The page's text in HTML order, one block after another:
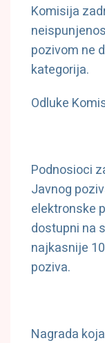
Komisija
pozivom ne
kategorija.
Odluke
Podnosioci
Javnog
elektronske
dostupni na
najkasnije
poziva.
Nagrada